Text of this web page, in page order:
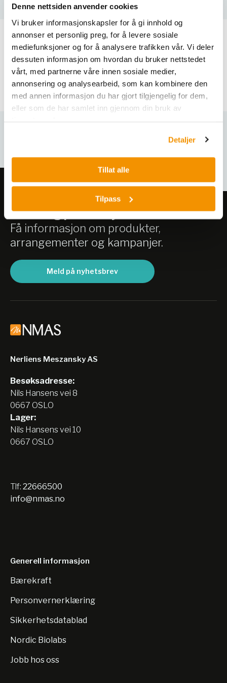
Denne nettsiden anvender cookies
Vi bruker informasjonskapsler for å gi innhold og
annonser et personlig preg, for å levere sosiale
mediefunksjoner og for å analysere trafikken vår. Vi deler
dessuten informasjon om hvordan du bruker nettstedet
vårt, med partnerne våre innen sosiale medier,
annonsering og analysearbeid, som kan kombinere den
med annen informasjon du har gjort tilgjengelig for dem,
eller som de har samlet inn gjennom din bruk av
Detaljer
Tillat alle
Tilpass
Produktdokument
Brochure-Elmasonic-Accessories.pdf
Meld deg på vårt nyhetsbrev!
Få informasjon om produkter,
arrangementer og kampanjer.
Meld på nyhetsbrev
Nerliens Meszansky AS
Besøksadresse:
Nils Hansens vei 8
0667 OSLO
Lager:
Nils Hansens vei 10
0667 OSLO
Tlf: 22666500
info@nmas.no
Generell informasjon
Bærekraft
Personvernerklæring
Sikkerhetsdatablad
Nordic Biolabs
Jobb hos oss